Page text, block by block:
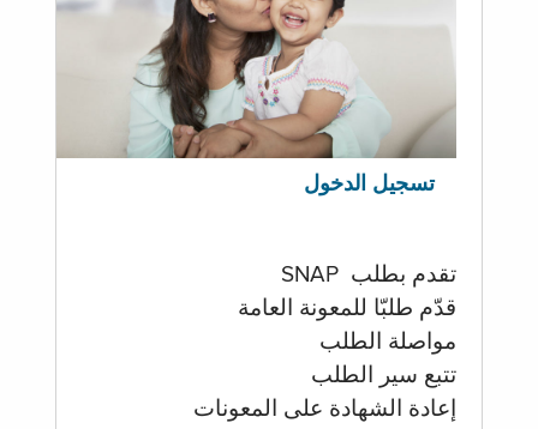
تسجيل الدخول
تقدم بطلب SNAP
قدّم طلبّا للمعونة العامة
مواصلة الطلب
تتبع سير الطلب
إعادة الشهادة على المعونات